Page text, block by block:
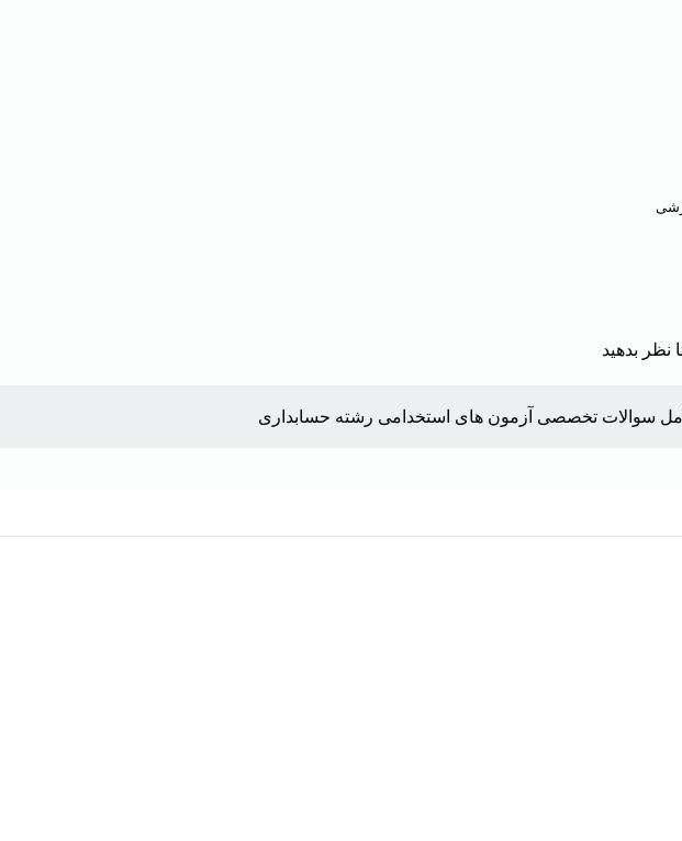
نظر بدهید
سوالات تخصصی آزمون های استخدامی رشته حسابداری